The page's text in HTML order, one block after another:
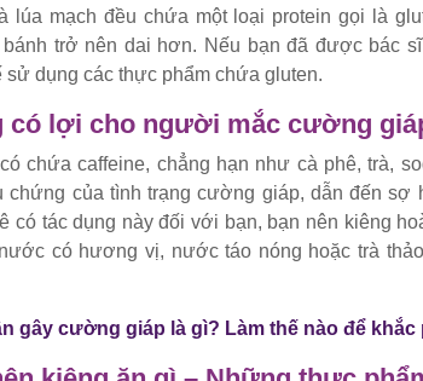
lúa mạch đều chứa một loại protein gọi là
trở nên dai hơn. Nếu bạn đã được bác
dụng các thực phẩm chứa gluten.
có lợi cho người mắc cường
chứa caffeine, chẳng hạn như cà phê, trà,
chứng của tình trạng cường giáp, dẫn đến sợ
có tác dụng này đối với bạn, bạn nên kiêng
có hương vị, nước táo nóng hoặc trà
gây cường giáp là gì? Làm thế nào để khắc